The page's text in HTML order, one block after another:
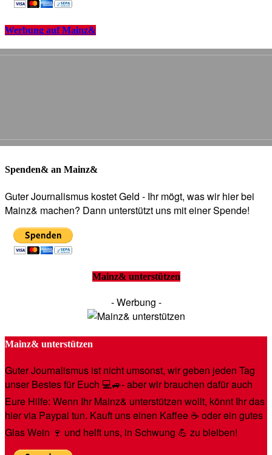
Werbung auf Mainz&
Spenden& an Mainz&
Guter Journalismus kostet Geld - Ihr mögt, was wir hier bei
Mainz& machen? Dann unterstützt uns mit einer Spende!
Mainz& unterstützen
- Werbung -
Mainz& unterstützen
Guter Journalismus ist nicht umsonst, wir geben jeden Tag
unser Bestes für Euch 💻🚙- aber wir brauchen dafür auch
Eure Hilfe: Wenn Ihr Mainz& unterstützen wollt, könnt Ihr das
hier via Paypal tun. Kauft uns einen Kaffee ☕️ oder ein gutes
Glas Wein 🍷 und helft uns, in Schwung 💪 zu bleiben!